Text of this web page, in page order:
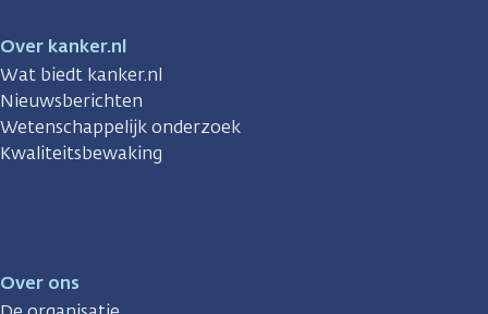
Over kanker.nl
Wat biedt kanker.nl
Nieuwsberichten
Wetenschappelijk onderzoek
Kwaliteitsbewaking
Over ons